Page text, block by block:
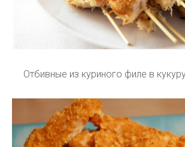
Отбивные из куриного филе в